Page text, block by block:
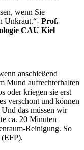
wenn Sie
Unkraut.“- Prof.
CAU Kiel
anschießend
Mund aufrechterhalten
oder kriegen sie erst
verschont und können
das müssen wir
ca. 20 Minuten
Reinigung. So